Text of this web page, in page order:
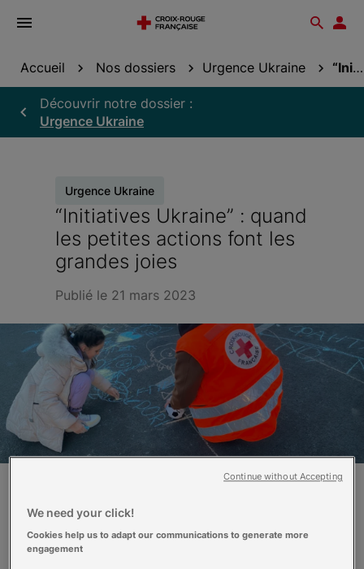
Ouvrir
Accueil Nos dossiers Urgence Ukraine “Initiatives Ukraine” : quand les petites actions...
Découvrir notre dossier :
Urgence Ukraine
Urgence Ukraine
“Initiatives Ukraine” : quand
les petites actions font les
grandes joies
Publié le 21 mars 2023
« Initiatives Ukraine » a été mis en place dès
avril 2022, quelques semaines seulement
après le début du conflit en Ukraine. L’objectif
We need your click!
Cookies help us to adapt our communications to generate more
engagement
Continue without Accepting